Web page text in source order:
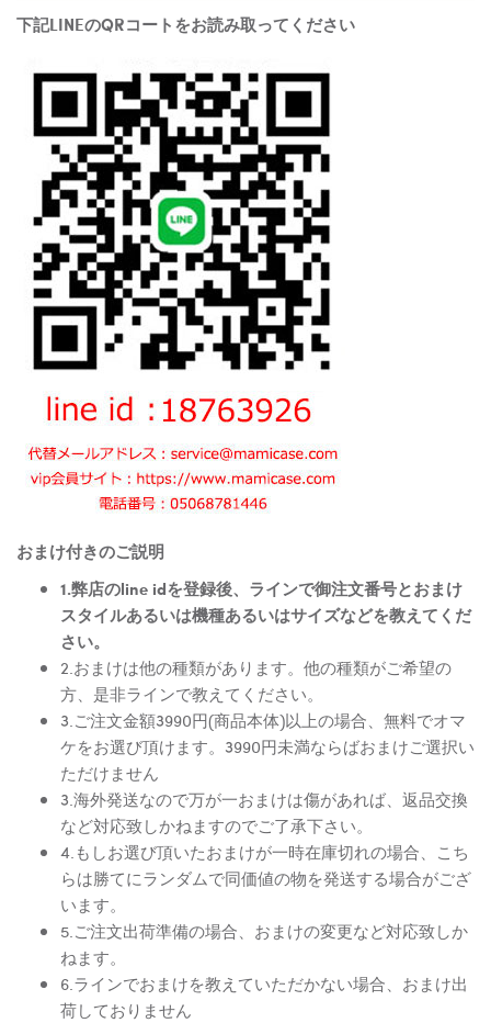
下記LINEのQRコートをお読み取ってください
おまけ付きのご説明
1.弊店のline idを登録後、ラインで御注文番号とおまけ
スタイルあるいは機種あるいはサイズなどを教えてくだ
さい。
2.おまけは他の種類があります。他の種類がご希望の
方、是非ラインで教えてください。
3.ご注文金額3990円(商品本体)以上の場合、無料でオマ
ケをお選び頂けます。3990円未満ならばおまけご選択い
ただけません
3.海外発送なので万が一おまけは傷があれば、返品交換
など対応致しかねますのでご了承下さい。
4.もしお選び頂いたおまけが一時在庫切れの場合、こち
らは勝てにランダムで同価値の物を発送する場合がござ
います。
5.ご注文出荷準備の場合、おまけの変更など対応致しか
ねます。
6.ラインでおまけを教えていただかない場合、おまけ出
荷しておりません